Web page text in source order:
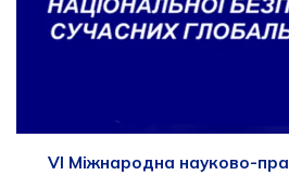
VI Міжнародна науково-